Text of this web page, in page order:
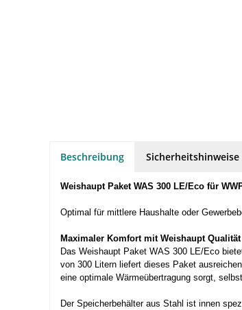
Beschreibung Sicherheitshinweise
Weishaupt Paket WAS 300 LE/Eco für
Optimal für mittlere Haushalte oder
Maximaler Komfort mit Weishaupt Qualität
Das Weishaupt Paket WAS 300 LE/Eco
von 300 Litern liefert dieses Paket
eine optimale Wärmeübertragung sorgt,
Der Speicherbehälter aus Stahl ist innen